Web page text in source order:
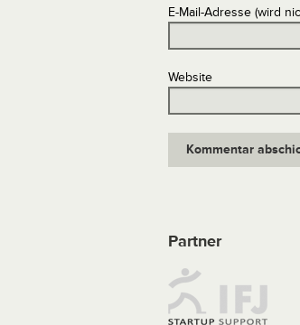
E-Mail-Adresse (wird
Website
Partner